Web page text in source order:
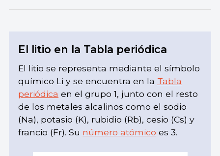
El litio en la Tabla periódica
El litio se representa mediante el símbolo
químico Li y se encuentra en la Tabla
periódica en el grupo 1, junto con el resto
de los metales alcalinos como el sodio
(Na), potasio (K), rubidio (Rb), cesio (Cs) y
francio (Fr). Su número atómico es 3.